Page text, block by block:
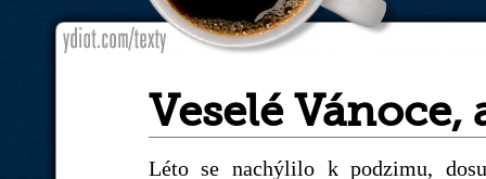
Veselé
Léto se nachýlilo k podzimu,